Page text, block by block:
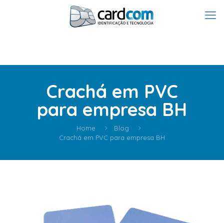
Crachá em PVC
para empresa BH
Home
Blog
Crachá em PVC para empresa BH